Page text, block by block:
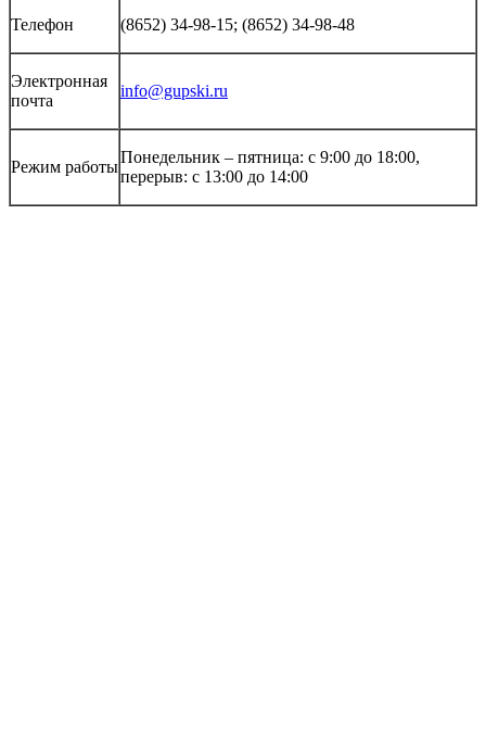
Телефон (8652) 34-98-15; (8652) 34-98-48
Электронная
почта
info@gupski.ru
Режим работы
Понедельник – пятница: с 9:00 до 18:00,
перерыв: с 13:00 до 14:00